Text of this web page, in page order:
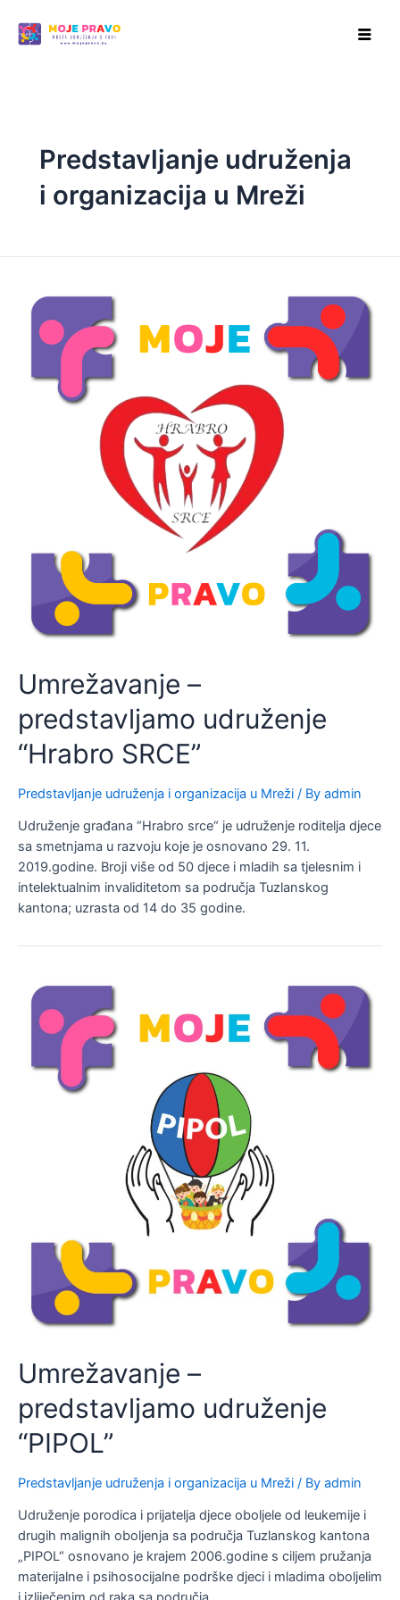
content
Predstavljanje udruženja
i organizacija u Mreži
Umrežavanje –
predstavljamo udruženje
“Hrabro SRCE”
Predstavljanje udruženja i organizacija u Mreži / By admin
Udruženje građana “Hrabro srce“ je udruženje roditelja djece
sa smetnjama u razvoju koje je osnovano 29. 11.
2019.godine. Broji više od 50 djece i mladih sa tjelesnim i
intelektualnim invaliditetom sa područja Tuzlanskog
kantona; uzrasta od 14 do 35 godine.
Umrežavanje –
predstavljamo udruženje
“PIPOL”
Predstavljanje udruženja i organizacija u Mreži / By admin
Udruženje porodica i prijatelja djece oboljele od leukemije i
drugih malignih oboljenja sa područja Tuzlanskog kantona
„PIPOL“ osnovano je krajem 2006.godine s ciljem pružanja
materijalne i psihosocijalne podrške djeci i mladima oboljelim